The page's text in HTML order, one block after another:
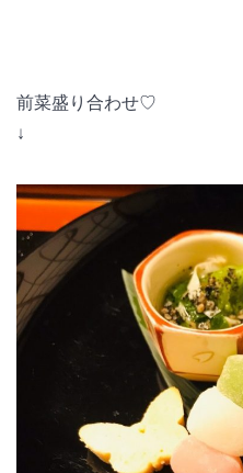
前菜盛り合わせ♡
↓